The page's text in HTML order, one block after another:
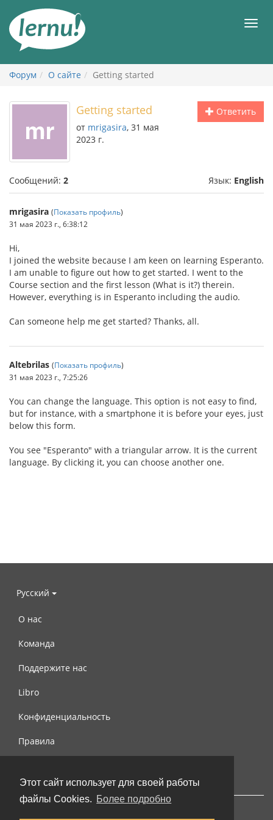
Этот сайт использует для своей работы
файлы Cookies. Более подробно
содержанию
Форум О сайте Getting started
Ответить
Getting started
от mrigasira, 31 мая
2023 г.
Сообщений: 2 Язык: English
mrigasira (Показать профиль)
31 мая 2023 г., 6:38:12
Hi,
I joined the website because I am keen on learning Esperanto.
I am unable to figure out how to get started. I went to the
Course section and the first lesson (What is it?) therein.
However, everything is in Esperanto including the audio.
Can someone help me get started? Thanks, all.
Altebrilas (Показать профиль)
31 мая 2023 г., 7:25:26
You can change the language. This option is not easy to find,
but for instance, with a smartphone it is before your eyes, just
below this form.
You see "Esperanto" with a triangular arrow. It is the current
language. By clicking it, you can choose another one.
Русский
О нас
Команда
Поддержите нас
Libro
Конфиденциальность
Правила